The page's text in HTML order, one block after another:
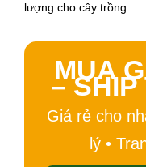
lượng cho cây trồng.
MUA
– SHIP
Giá rẻ cho
lý •